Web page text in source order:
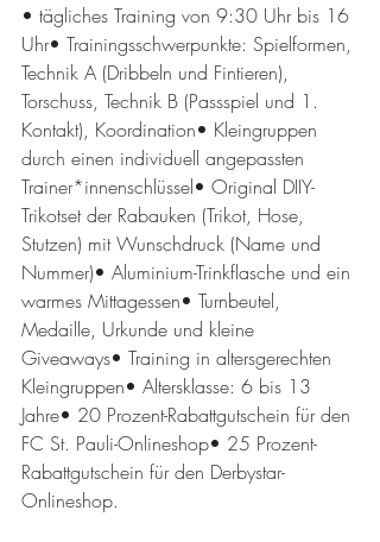
• tägliches Training von 9:30 Uhr bis 16
Uhr• Trainingsschwerpunkte: Spielformen,
Technik A (Dribbeln und Fintieren),
Torschuss, Technik B (Passspiel und 1.
Kontakt), Koordination• Kleingruppen
durch einen individuell angepassten
Trainer*innenschlüssel• Original DIIY-
Trikotset der Rabauken (Trikot, Hose,
Stutzen) mit Wunschdruck (Name und
Nummer)• Aluminium-Trinkflasche und ein
warmes Mittagessen• Turnbeutel,
Medaille, Urkunde und kleine
Giveaways• Training in altersgerechten
Kleingruppen• Altersklasse: 6 bis 13
Jahre• 20 Prozent-Rabattgutschein für den
FC St. Pauli-Onlineshop• 25 Prozent-
Rabattgutschein für den Derbystar-
Onlineshop.